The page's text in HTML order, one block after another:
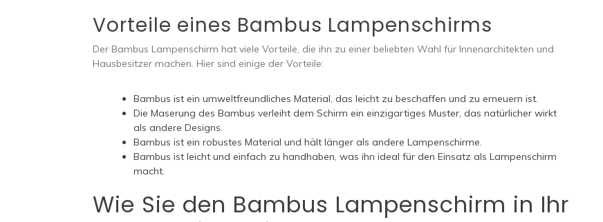
Vorteile eines Bambus Lampenschirms
Der Bambus Lampenschirm hat viele Vorteile, die ihn zu einer beliebten Wahl für Innenarchitekten und
Hausbesitzer machen. Hier sind einige der Vorteile:
Bambus ist ein umweltfreundliches Material, das leicht zu beschaffen und zu erneuern ist.
Die Maserung des Bambus verleiht dem Schirm ein einzigartiges Muster, das natürlicher wirkt
als andere Designs.
Bambus ist ein robustes Material und hält länger als andere Lampenschirme.
Bambus ist leicht und einfach zu handhaben, was ihn ideal für den Einsatz als Lampenschirm
macht.
Wie Sie den Bambus Lampenschirm in Ihr